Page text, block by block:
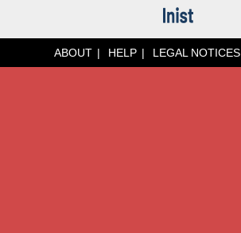
ABOUT HELP LEGAL NOTICES